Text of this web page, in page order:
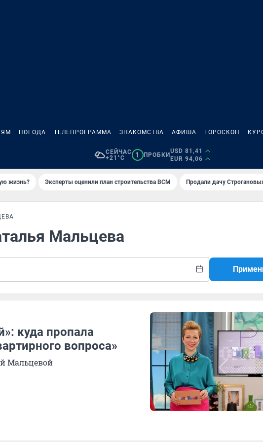
ПОГОДА ТЕЛЕПРОГРАММА ЗНАКОМСТВА АФИША ГОРОСКОП
СЕЙЧАС
+21°C
1 ПРОБКИ
USD 81,41
EUR 94,06
жизнь? Эксперты оценили план строительства ВСМ Продали дачу
Мальцева
куда пропала
вопроса»
Мальцевой